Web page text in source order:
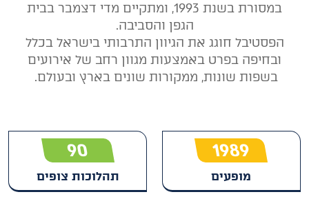
במסורת בשנת 1993, ומתקיים מדי דצמבר בבית
הגפן והסביבה.
הפסטיבל חוגג את הגיוון התרבותי בישראל בכלל
ובחיפה בפרט באמצעות מגוון רחב של אירועים
בשפות שונות, ממקורות שונים בארץ ובעולם.
1989
מופעים
90
תהלוכות צופים